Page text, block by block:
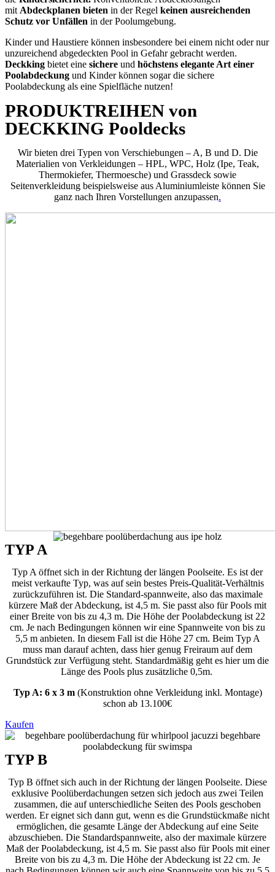
mit Abdeckplanen bieten in der Regel keinen ausreichenden
Schutz vor Unfällen in der Poolumgebung.
Kinder und Haustiere können insbesondere bei einem nicht oder nur
unzureichend abgedeckten Pool in Gefahr gebracht werden.
Deckking bietet eine sichere und höchstens elegante Art einer
Poolabdeckung und Kinder können sogar die sichere
Poolabdeckung als eine Spielfläche nutzen!
PRODUKTREIHEN von
DECKKING Pooldecks
Wir bieten drei Typen von Verschiebungen – A, B und D. Die
Materialien von Verkleidungen – HPL, WPC, Holz (Ipe, Teak,
Thermokiefer, Thermoesche) und Grassdeck sowie
Seitenverkleidung beispielsweise aus Aluminiumleiste können Sie
ganz nach Ihren Vorstellungen anzupassen.
TYP A
Typ A öffnet sich in der Richtung der längen Poolseite. Es ist der
meist verkaufte Typ, was auf sein bestes Preis-Qualität-Verhältnis
zurückzuführen ist. Die Standard-spannweite, also das maximale
kürzere Maß der Abdeckung, ist 4,5 m. Sie passt also für Pools mit
einer Breite von bis zu 4,3 m. Die Höhe der Poolabdeckung ist 22
cm. Je nach Bedingungen können wir eine Spannweite von bis zu
5,5 m anbieten. In diesem Fall ist die Höhe 27 cm. Beim Typ A
muss man darauf achten, dass hier genug Freiraum auf dem
Grundstück zur Verfügung steht. Standardmäßig geht es hier um die
Länge des Pools plus zusätzliche 0,5m.
Typ A: 6 x 3 m (Konstruktion ohne Verkleidung inkl. Montage)
schon ab 13.100€
Kaufen
TYP B
Typ B öffnet sich auch in der Richtung der längen Poolseite. Diese
exklusive Poolüberdachungen setzen sich jedoch aus zwei Teilen
zusammen, die auf unterschiedliche Seiten des Pools geschoben
werden. Er eignet sich dann gut, wenn es die Grundstückmaße nicht
ermöglichen, die gesamte Länge der Abdeckung auf eine Seite
abzuschieben. Die Standardspannweite, also der maximale kürzere
Maß der Poolabdeckung, ist 4,5 m. Sie passt also für Pools mit einer
Breite von bis zu 4,3 m. Die Höhe der Abdeckung ist 22 cm. Je